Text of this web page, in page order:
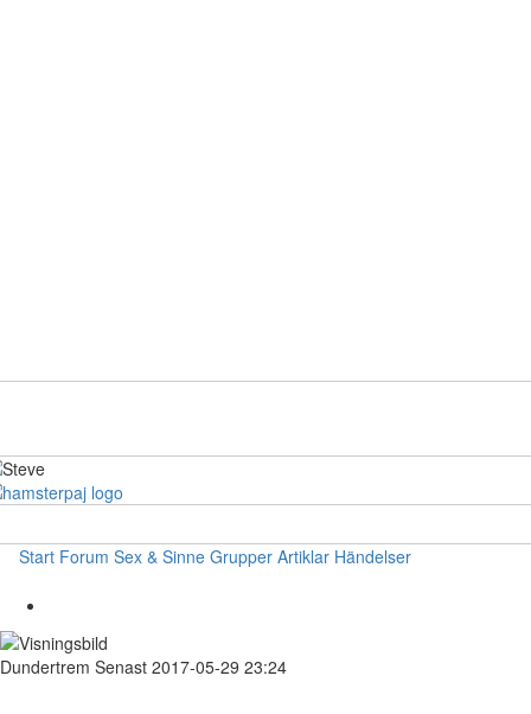
Start Forum Sex & Sinne Grupper Artiklar Händelser
Dundertrem Senast 2017-05-29 23:24